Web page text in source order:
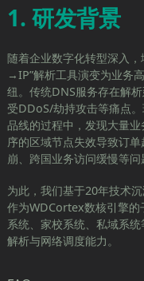
1. 研发背景
随着企业数字化转型深入
→IP”解析工具演变为业务
纽。传统DNS服务存在解
受DDoS/劫持攻击等痛点
品线的过程中，发现大量
序的区域节点失效导致订
崩、跨国业务访问缓慢等问
为此，我们基于20年技术
作为WDCortex数核引擎的
系统、家校系统、私域系
解析与网络调度能力。